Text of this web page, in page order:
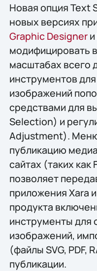
Новая опция Text
новых версиях
Graphic Designerи
модифицировать
масштабах всего
инструментов
изображений
средствами для
Selection) и
Adjustment).
публикацию
сайтах (таких как
позволяет
приложения Xara
продукта
инструменты для
изображений,
(файлы SVG, PDF,
публикации.